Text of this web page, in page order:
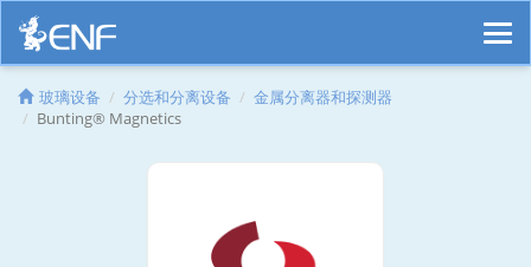
玻璃设备 分选和分离设备
金属分离器和探测器
Bunting® Magnetics